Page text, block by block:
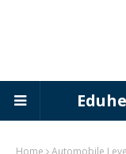
Home Automobile